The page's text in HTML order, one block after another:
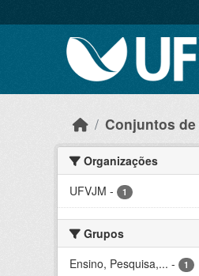
Conjuntos
Organizações
UFVJM - 1
Grupos
Ensino, Pesquisa,... - 1